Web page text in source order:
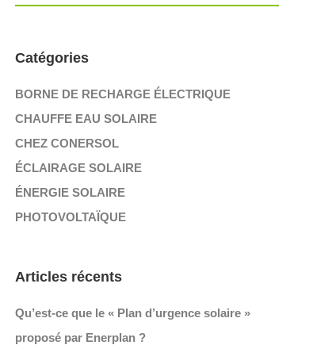
Catégories
BORNE DE RECHARGE ÉLECTRIQUE
CHAUFFE EAU SOLAIRE
CHEZ CONERSOL
ÉCLAIRAGE SOLAIRE
ÉNERGIE SOLAIRE
PHOTOVOLTAÏQUE
Articles récents
Qu’est-ce que le « Plan d’urgence solaire »
proposé par Enerplan ?